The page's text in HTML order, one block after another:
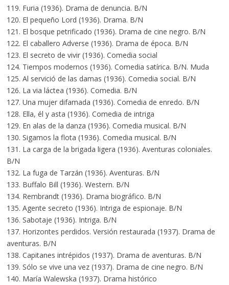
119. Furia (1936). Drama de denuncia. B/N
120. El pequeño Lord (1936). Drama. B/N
121. El bosque petrificado (1936). Drama de cine negro. B/N
122. El caballero Adverse (1936). Drama de época. B/N
123. El secreto de vivir (1936). Comedia social
124. Tiempos modernos (1936). Comedia satírica. B/N. Muda
125. Al servició de las damas (1936). Comedia social. B/N
126. La via láctea (1936). Comedia. B/N
127. Una mujer difamada (1936). Comedia de enredo. B/N
128. Ella, él y asta (1936). Comedia de intriga
129. En alas de la danza (1936). Comedia musical. B/N
130. Sigamos la flota (1936). Comedia musical. B/N
131. La carga de la brigada ligera (1936). Aventuras coloniales.
B/N
132. La fuga de Tarzán (1936). Aventuras. B/N
133. Buffalo Bill (1936). Western. B/N
134. Rembrandt (1936). Drama biográfico. B/N
135. Agente secreto (1936). Intriga de espionaje. B/N
136. Sabotaje (1936). Intriga. B/N
137. Horizontes perdidos. Versión restaurada (1937). Drama de
aventuras. B/N
138. Capitanes intrépidos (1937). Drama de aventuras. B/N
139. Sólo se vive una vez (1937). Drama de cine negro. B/N
140. María Walewska (1937). Drama histórico